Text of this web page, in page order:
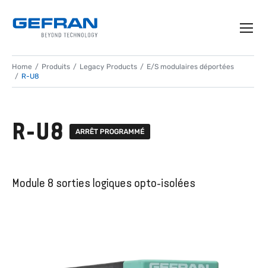
Home Produits Legacy Products
E/S modulaires déportées
R-U8
R-U8 ARRÊT PROGRAMMÉ
Module 8 sorties logiques opto-isolées